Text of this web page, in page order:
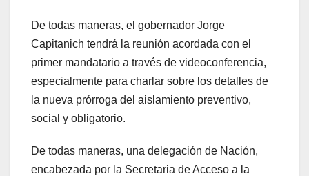
De todas maneras, el gobernador Jorge
Capitanich tendrá la reunión acordada con el
primer mandatario a través de videoconferencia,
especialmente para charlar sobre los detalles de
la nueva prórroga del aislamiento preventivo,
social y obligatorio.
De todas maneras, una delegación de Nación,
encabezada por la Secretaria de Acceso a la